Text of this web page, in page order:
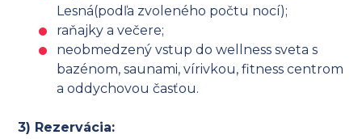
Lesná(podľa zvoleného počtu nocí);
raňajky a večere;
neobmedzený vstup do wellness sveta s
bazénom, saunami, vírivkou, fitness centrom
a oddychovou časťou.
3) Rezervácia: